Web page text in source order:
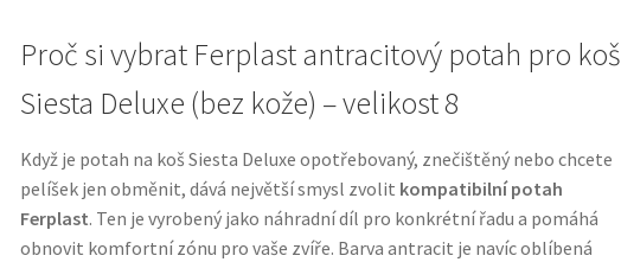
Proč si vybrat Ferplast antracitový potah pro koš
Siesta Deluxe (bez kože) – velikost 8
Když je potah na koš Siesta Deluxe opotřebovaný, znečištěný nebo chcete
pelíšek jen obměnit, dává největší smysl zvolit kompatibilní potah
Ferplast. Ten je vyrobený jako náhradní díl pro konkrétní řadu a pomáhá
obnovit komfortní zónu pro vaše zvíře. Barva antracit je navíc oblíbená